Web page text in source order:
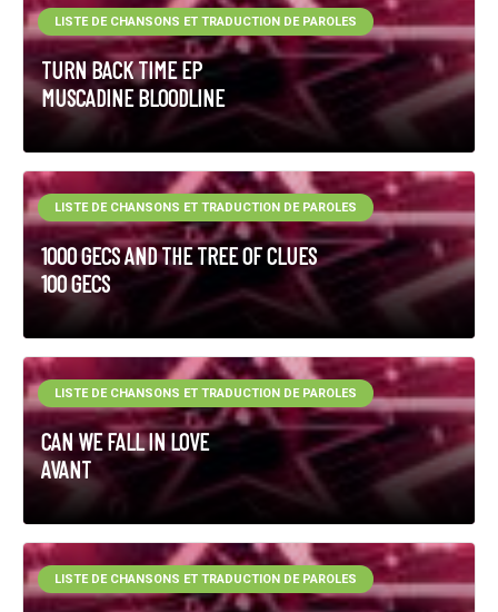
TURN BACK TIME EP
MUSCADINE BLOODLINE
LISTE DE CHANSONS ET TRADUCTION DE PAROLES
1000 GECS AND THE TREE OF CLUES
100 GECS
LISTE DE CHANSONS ET TRADUCTION DE PAROLES
CAN WE FALL IN LOVE
AVANT
LISTE DE CHANSONS ET TRADUCTION DE PAROLES
LISTE DE CHANSONS ET TRADUCTION DE PAROLES